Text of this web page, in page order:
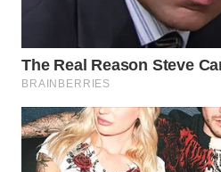
Media
Group
WAHANA
NEWS